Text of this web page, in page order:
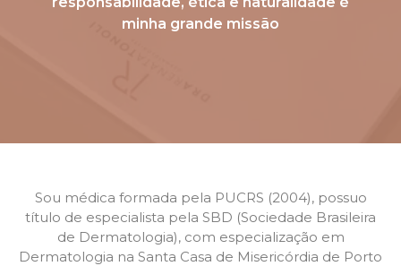
minha grande missão
Sou médica formada pela PUCRS (2004), possuo
título de especialista pela SBD (Sociedade Brasileira
de Dermatologia), com especialização em
Dermatologia na Santa Casa de Misericórdia de Porto